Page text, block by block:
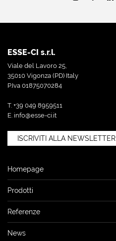
ESSE-CI s.r.l.
Viale del Lavoro 25,
35010 Vigonza (PD) Italy
P.Iva 01875070284
T. +39 049 8959511
E. info@esse-ci.it
ISCRIVITI ALLA NEWSLETTER
Homepage
Prodotti
Referenze
News